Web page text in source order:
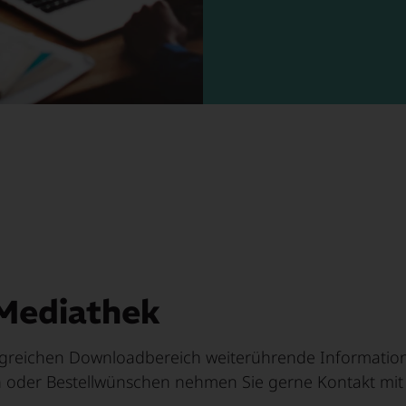
& Photonik
Downloadbereich weiterührende
Bestellwünschen nehmen Sie gerne Kontakt